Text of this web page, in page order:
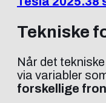
Tekniske
Når det
via variabler
forskellige